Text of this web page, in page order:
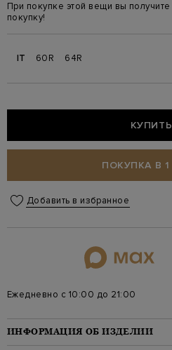
При покупке этой вещи вы
покупку!
IT 60R 64R
КУПИТЬ
ПОКУПКА В 1
Добавить в избранное
Ежедневно с 10:00 до 21:00
ИНФОРМАЦИЯ ОБ ИЗДЕЛИИ